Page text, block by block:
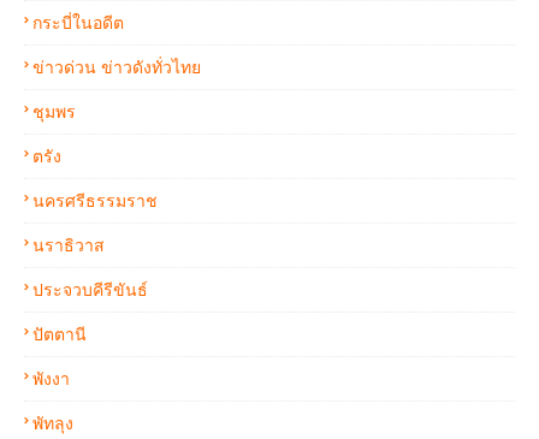
กระบี่ในอดีต
ข่าวด่วน ข่าวดังทั่วไทย
ชุมพร
ตรัง
นครศรีธรรมราช
นราธิวาส
ประจวบคีรีขันธ์
ปัตตานี
พังงา
พัทลุง